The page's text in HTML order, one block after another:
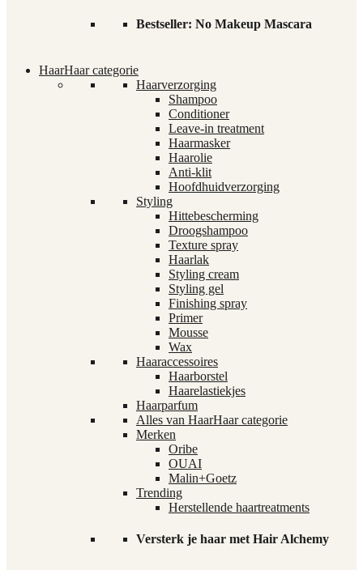
Bestseller: No Makeup Mascara
HaarHaar categorie
Haarverzorging
Shampoo
Conditioner
Leave-in treatment
Haarmasker
Haarolie
Anti-klit
Hoofdhuidverzorging
Styling
Hittebescherming
Droogshampoo
Texture spray
Haarlak
Styling cream
Styling gel
Finishing spray
Primer
Mousse
Wax
Haaraccessoires
Haarborstel
Haarelastiekjes
Haarparfum
Alles van HaarHaar categorie
Merken
Oribe
OUAI
Malin+Goetz
Trending
Herstellende haartreatments
Versterk je haar met Hair Alchemy